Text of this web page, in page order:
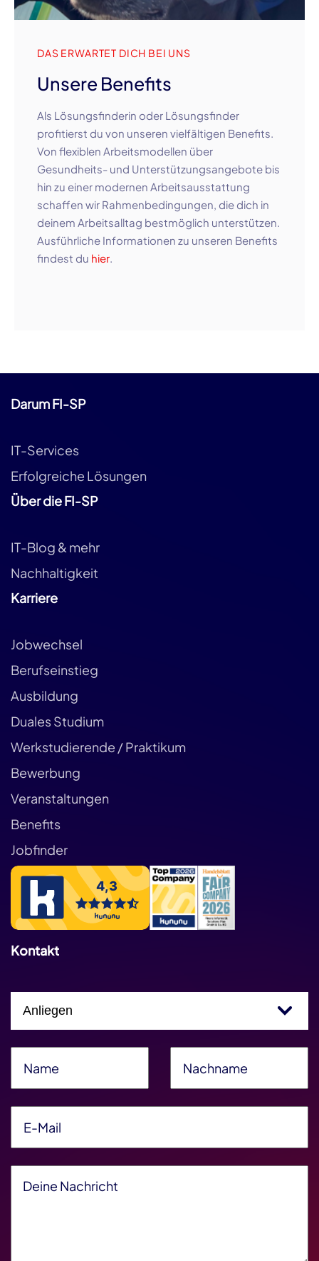
DAS ERWARTET DICH BEI UNS
Unsere Benefits
Als Lösungsfinderin oder Lösungsfinder
profitierst du von unseren vielfältigen Benefits.
Von flexiblen Arbeitsmodellen über
Gesundheits- und Unterstützungsangebote bis
hin zu einer modernen Arbeitsausstattung
schaffen wir Rahmenbedingungen, die dich in
deinem Arbeitsalltag bestmöglich unterstützen.
Ausführliche Informationen zu unseren Benefits
findest du hier
Darum FI-SP
IT-Services
Erfolgreiche Lösungen
Über die FI-SP
IT-Blog & mehr
Nachhaltigkeit
Karriere
Jobwechsel
Berufseinstieg
Ausbildung
Duales Studium
Werkstudierende / Praktikum
Bewerbung
Veranstaltungen
Benefits
Jobfinder
Kontakt